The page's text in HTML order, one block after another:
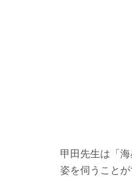
甲田先生は「
姿を伺うこと